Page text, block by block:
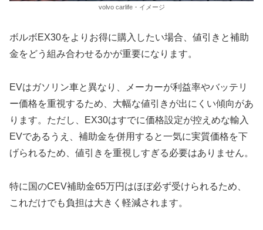
volvo carlife・イメージ
ボルボEX30をよりお得に購入したい場合、値引きと補助
金をどう組み合わせるかが重要になります。
EVはガソリン車と異なり、メーカーが利益率やバッテリ
ー価格を重視するため、大幅な値引きが出にくい傾向があ
ります。ただし、EX30はすでに価格設定が控えめな輸入
EVであるうえ、補助金を併用すると一気に実質価格を下
げられるため、値引きを重視しすぎる必要はありません。
特に国のCEV補助金65万円はほぼ必ず受けられるため、
これだけでも負担は大きく軽減されます。